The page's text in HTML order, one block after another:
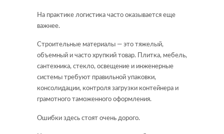
На практике логистика часто оказывается еще
важнее.
Строительные материалы — это тяжелый,
объемный и часто хрупкий товар. Плитка, мебель,
сантехника, стекло, освещение и инженерные
системы требуют правильной упаковки,
консолидации, контроля загрузки контейнера и
грамотного таможенного оформления.
Ошибки здесь стоят очень дорого.